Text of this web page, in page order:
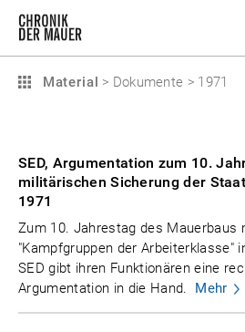
Material > Dokumente > 1971
SED, Argumentation zum 10.
militärischen Sicherung der
1971
Zum 10. Jahrestag des Mauerbaus
"Kampfgruppen der Arbeiterklasse"
SED gibt ihren Funktionären eine
Argumentation in die Hand. Mehr